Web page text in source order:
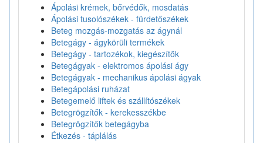
Ápolási krémek, bőrvédők, mosdatás
Ápolási tusolószékek - fürdetőszékek
Beteg mozgás-mozgatás az ágynál
Betegágy - ágykörüli termékek
Betegágy - tartozékok, kiegészítők
Betegágyak - elektromos ápolási ágy
Betegágyak - mechanikus ápolási ágyak
Betegápolási ruházat
Betegemelő liftek és szállítószékek
Betegrögzítők - kerekesszékbe
Betegrögzítők betegágyba
Étkezés - táplálás